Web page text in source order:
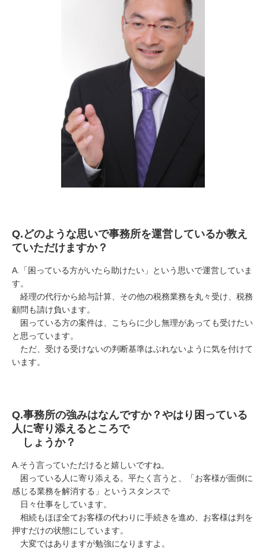
Q. どのような思いで事務所を運営しているか教え
ていただけますか？
A.
「困っている方がいたら助けたい」という思いで運営していま
す。
経理の代行から給与計算、その他の税務業務を丸々受け、税務
顧問も請け負います。
困っている方の案件は、こちらに少し無理があっても受けたい
と思っています。
ただ、受ける受けないの判断基準はぶれないように気を付けて
います。
Q.事務所の強みはなんですか？やはり困っている
人に寄り添えるところで
しょうか？
A. そう言っていただけると嬉しいですね。
困っている人に寄り添える。平たく言うと、「お客様が面倒に
感じる業務を解消する」というスタンスで
日々仕事をしています。
相続もほぼ全てお客様の代わりに手続きを進め、お客様は判を
押すだけの状態にしています。
大変ではありますが勉強になりますよ。